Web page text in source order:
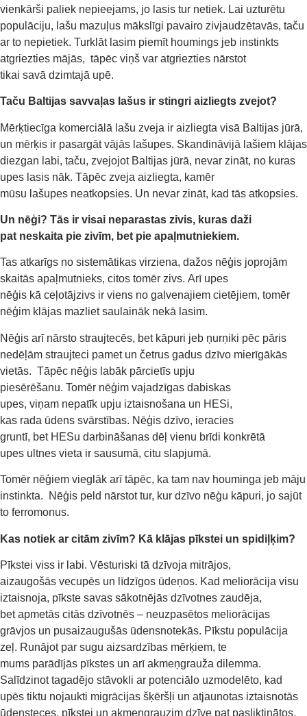
vienkārši paliek nepieejams, jo lasis tur netiek. Lai uzturētu
populāciju, lašu mazuļus mākslīgi pavairo zivjaudzētavās, taču
ar to nepietiek. Turklāt lasim piemīt houmings jeb instinkts
atgriezties mājās, tāpēc viņš var atgriezties nārstot
tikai savā dzimtajā upē.
Taču Baltijas savvaļas lašus ir stingri aizliegts zvejot?
Mērķtiecīga komerciālā lašu zveja ir aizliegta visā Baltijas jūrā,
un mērķis ir pasargāt vājās lašupes. Skandināvijā lašiem klājas
diezgan labi, taču, zvejojot Baltijas jūrā, nevar zināt, no kuras
upes lasis nāk. Tāpēc zveja aizliegta, kamēr
mūsu lašupes neatkopsies. Un nevar zināt, kad tās atkopsies.
Un nēģi? Tās ir visai neparastas zivis, kuras daži
pat neskaita pie zivīm, bet pie apaļmutniekiem.
Tas atkarīgs no sistemātikas virziena, dažos nēģis joprojām
skaitās apaļmutnieks, citos tomēr zivs. Arī upes
nēģis kā ceļotājzivs ir viens no galvenajiem cietējiem, tomēr
nēģim klājas mazliet saulaināk nekā lasim.
Nēģis arī nārsto straujtecēs, bet kāpuri jeb ņurņiki pēc pāris
nedēļām straujteci pamet un četrus gadus dzīvo mierīgākās
vietās. Tāpēc nēģis labāk pārcietīs upju
piesērēšanu. Tomēr nēģim vajadzīgas dabiskas
upes, viņam nepatīk upju iztaisnošana un HESi,
kas rada ūdens svārstības. Nēģis dzīvo, ieracies
gruntī, bet HESu darbināšanas dēļ vienu brīdi konkrētā
upes ultnes vieta ir sausumā, citu slapjumā.
Tomēr nēģiem vieglāk arī tāpēc, ka tam nav houminga jeb māju
instinkta. Nēģis peld nārstot tur, kur dzīvo nēģu kāpuri, jo sajūt
to ferromonus.
Kas notiek ar citām zivīm? Kā klājas pīkstei un spidiļķim?
Pīkstei viss ir labi. Vēsturiski tā dzīvoja mitrājos,
aizaugošās vecupēs un līdzīgos ūdeņos. Kad meliorācija visu
iztaisnoja, pīkste savas sākotnējās dzīvotnes zaudēja,
bet apmetās citās dzīvotnēs – neuzpasētos meliorācijas
grāvjos un pusaizaugušās ūdensnotekās. Pīkstu populācija
zeļ. Runājot par sugu aizsardzības mērķiem, te
mums parādījās pīkstes un arī akmeņgrauža dilemma.
Salīdzinot tagadējo stāvokli ar potenciālo uzmodelēto, kad
upēs tiktu nojaukti migrācijas šķēršļi un atjaunotas iztaisnotās
ūdensteces, pīkstei un akmeņgrauzim dzīve pat pasliktinātos,